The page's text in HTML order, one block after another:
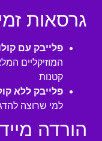
גרסאות
פלייבק עם
המוזיקליים
קטנות
פלייבק ללא
למי שרוצה
הורדה